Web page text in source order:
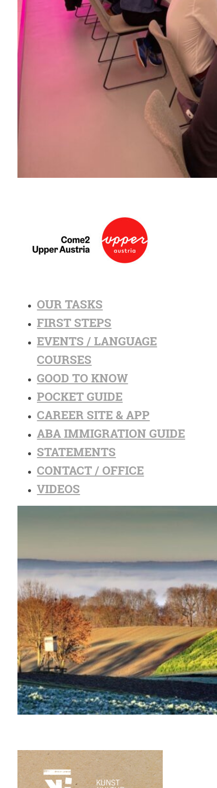
OUR TASKS
FIRST STEPS
EVENTS / LANGUAGE
COURSES
GOOD TO KNOW
POCKET GUIDE
CAREER SITE & APP
ABA IMMIGRATION GUIDE
STATEMENTS
CONTACT / OFFICE
VIDEOS